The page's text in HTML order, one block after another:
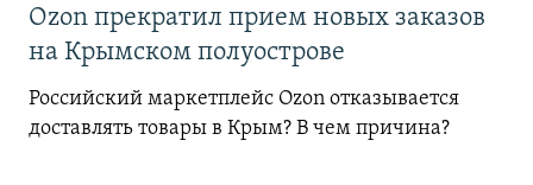
Ozon прекратил прием новых заказов
на Крымском полуострове
Российский маркетплейс Ozon отказывается
доставлять товары в Крым? В чем причина?